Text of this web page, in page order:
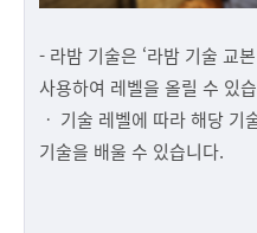
- 라밤 기술은 ‘라밤 기술 교
사용하여 레벨을 올릴 수 있
ㆍ 기술 레벨에 따라 해당
기술을 배울 수 있습니다.